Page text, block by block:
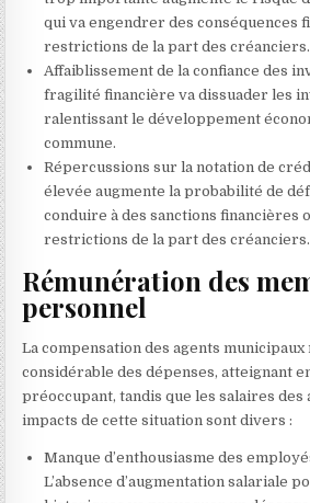
qui va engendrer des conséquences
restrictions de la part des créanciers.
Affaiblissement de la confiance des
fragilité financière va dissuader les
ralentissant le développement
commune.
Répercussions sur la notation de
élevée augmente la probabilité de
conduire à des sanctions financières
restrictions de la part des créanciers.
Rémunération des
personnel
La compensation des agents
considérable des dépenses, atteignant
préoccupant, tandis que les salaires des
impacts de cette situation sont divers :
Manque d’enthousiasme des
L’absence d’augmentation salariale